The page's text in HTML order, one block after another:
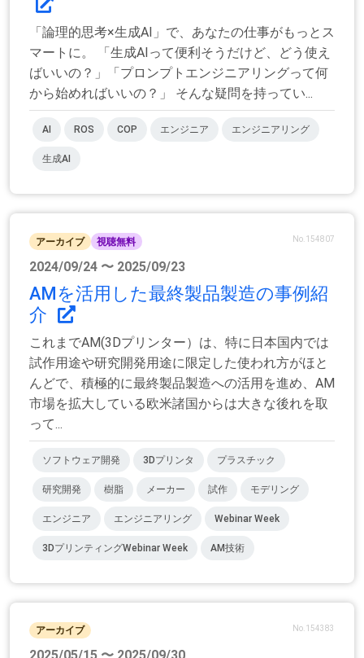
「論理的思考×生成AI」で、あなたの仕事がもっとス
マートに。 「生成AIって便利そうだけど、どう使え
ばいいの？」「プロンプトエンジニアリングって何
から始めればいいの？」 そんな疑問を持ってい...
AI ROS COP エンジニア エンジニアリング
生成AI
アーカイブ 視聴無料 No.154807
2024/09/24 〜 2025/09/23
AMを活用した最終製品製造の事例紹
介
これまでAM(3Dプリンター）は、特に日本国内では
試作用途や研究開発用途に限定した使われ方がほと
んどで、積極的に最終製品製造への活用を進め、AM
市場を拡大している欧米諸国からは大きな後れを取
って...
ソフトウェア開発 3Dプリンタ プラスチック
研究開発 樹脂 メーカー 試作 モデリング
エンジニア エンジニアリング Webinar Week
3DプリンティングWebinar Week AM技術
アーカイブ No.154383